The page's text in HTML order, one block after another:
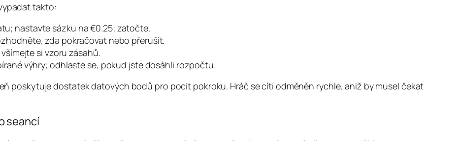
takto:
nastavte sázku na €0.25; zatočte.
zda pokračovat nebo přerušit.
si vzoru zásahů.
výhry; odhlaste se, pokud jste dosáhli rozpočtu.
poskytuje dostatek datových bodů pro pocit pokroku. Hráč se cítí odměněn rychle, aniž by musel čekat
seancí